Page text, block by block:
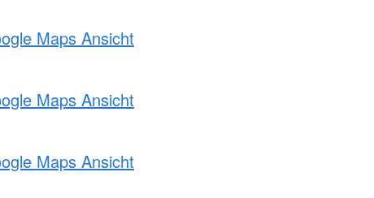
Maps Ansicht
Maps Ansicht
Maps Ansicht